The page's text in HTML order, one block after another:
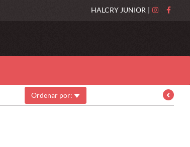
HALCRY JUNIOR |
Ordenar por: